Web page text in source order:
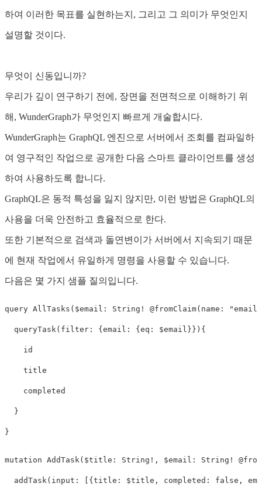
하여 이러한 목표를 실현하는지, 그리고 그 의미가 무엇인지
설명할 것이다.
무엇이 신동입니까?
우리가 깊이 연구하기 전에, 장면을 전면적으로 이해하기 위
해, WunderGraph가 무엇인지 빠르게 개술합시다.
WunderGraph는 GraphQL 엔진으로 서버에서 조회를 컴파일하
여 영구적인 작업으로 공개한 다음 스마트 클라이언트를 생성
하여 사용하도록 합니다.
GraphQL은 동적 특성을 잃지 않지만, 이런 방법은 GraphQL의
사용을 더욱 안전하고 효율적으로 한다.
또한 기본적으로 검색과 돌연변이가 서버에서 지속되기 때문
에 현재 작업에서 유일하게 명령을 사용할 수 있습니다.
다음은 몇 가지 샘플 질의입니다.
query AllTasks ( $email : String ! @fromClaim( name : "email
queryTask( filter : { email : { eq : $email }}){
id
title
completed
}
}
mutation AddTask( $title : String !, $email : String ! @
addTask( input : [{ title : $title , completed : false ,